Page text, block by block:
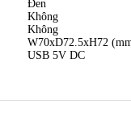
Đen
Không
Không
W70xD72.5xH72
USB 5V DC